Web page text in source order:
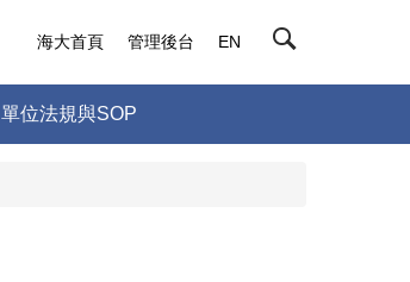
單位法規與SOP
海大首頁 管理後台 EN